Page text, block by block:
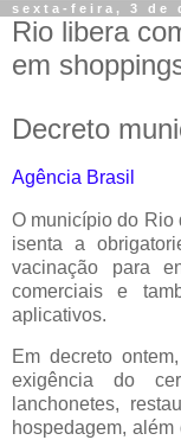
sexta-feira, 3 de
Rio libera
em
Decreto
Agência Brasil
O município do Rio
isenta a
vacinação para
comerciais e
aplicativos.
Em decreto
exigência do
lanchonetes,
hospedagem,